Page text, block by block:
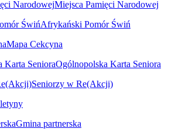
Miejsca Pamięci Narodowej
Afrykański Pomór Świń
Mapa Cekcyna
Ogólnopolska Karta Seniora
Seniorzy w Re(Akcji)
Gmina partnerska